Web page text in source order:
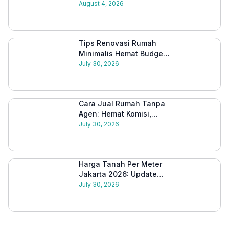
Lengkap Memulai dari
August 4, 2026
Tips Renovasi Rumah
Minimalis Hemat Budget
2026: Panduan Lengkap
July 30, 2026
Cara Jual Rumah Tanpa
Agen: Hemat Komisi,
Proses Lebih Mudah
July 30, 2026
Harga Tanah Per Meter
Jakarta 2026: Update
Semua Wilayah & Tips
July 30, 2026